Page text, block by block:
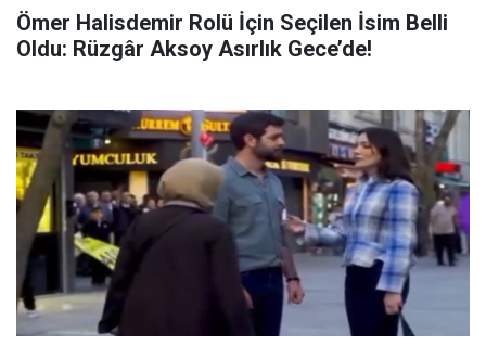
Ömer Halisdemir Rolü İçin Seçilen İsim Belli
Oldu: Rüzgâr Aksoy Asırlık Gece’de!